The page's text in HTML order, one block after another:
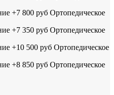
Ортопедическое
Ортопедическое
Ортопедическое
Ортопедическое